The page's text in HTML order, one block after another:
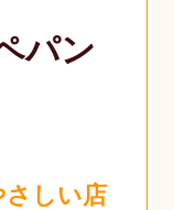
パン
さしい店